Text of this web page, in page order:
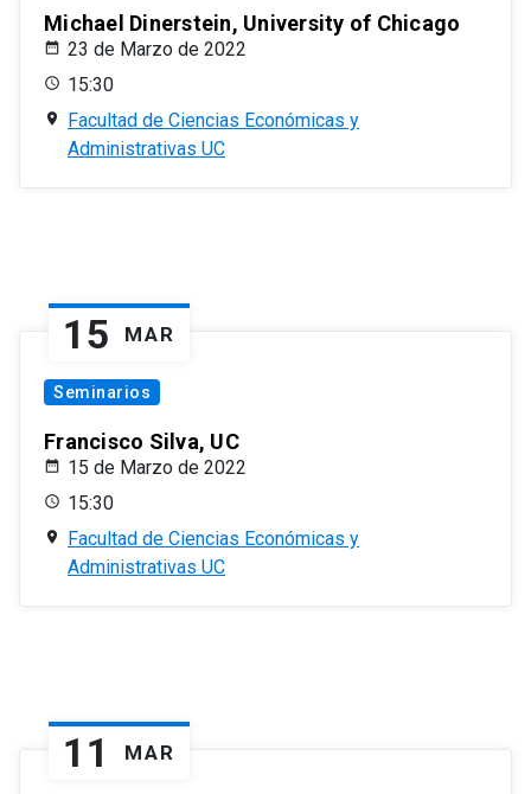
Michael Dinerstein, University of Chicago
23 de Marzo de 2022
15:30
Facultad de Ciencias Económicas y
Administrativas UC
15 MAR
Seminarios
Francisco Silva, UC
15 de Marzo de 2022
15:30
Facultad de Ciencias Económicas y
Administrativas UC
11 MAR